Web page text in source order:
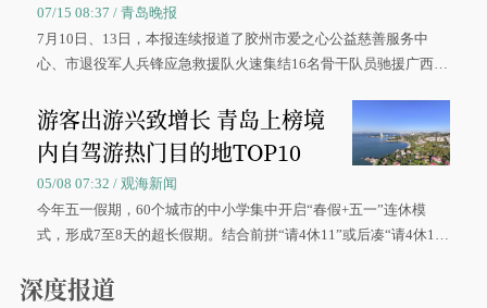
07/15 08:37 / 青岛晚报
7月10日、13日，本报连续报道了胶州市爱之心公益慈善服务中
心、市退役军人兵锋应急救援队火速集结16名骨干队员驰援广西灾
游客出游兴致增长 青岛上榜境
内自驾游热门目的地TOP10
05/08 07:32 / 观海新闻
今年五一假期，60个城市的中小学集中开启“春假+五一”连休模
式，形成7至8天的超长假期。结合前拼“请4休11”或后凑“请4休1
深度报道